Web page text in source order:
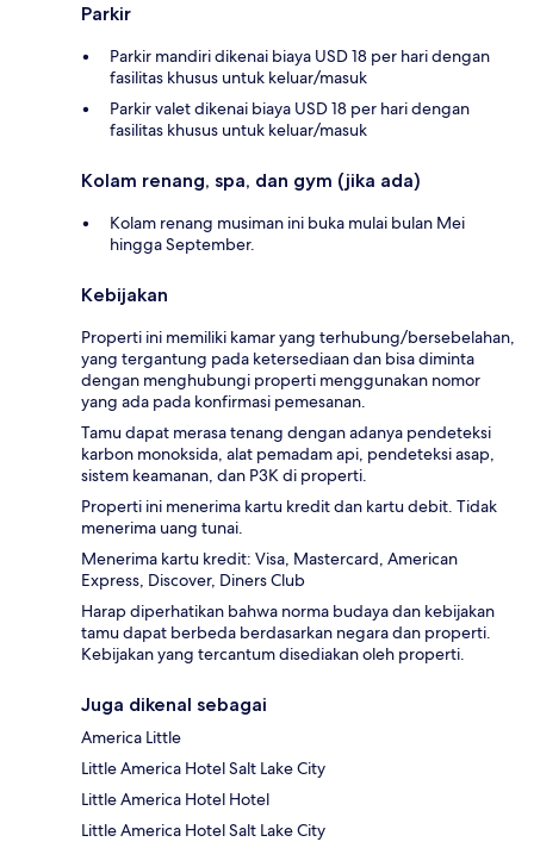
Parkir
Parkir mandiri dikenai biaya USD 18 per hari dengan
fasilitas khusus untuk keluar/masuk
Parkir valet dikenai biaya USD 18 per hari dengan
fasilitas khusus untuk keluar/masuk
Kolam renang, spa, dan gym (jika ada)
Kolam renang musiman ini buka mulai bulan Mei
hingga September.
Kebijakan
Properti ini memiliki kamar yang terhubung/bersebelahan,
yang tergantung pada ketersediaan dan bisa diminta
dengan menghubungi properti menggunakan nomor
yang ada pada konfirmasi pemesanan.
Tamu dapat merasa tenang dengan adanya pendeteksi
karbon monoksida, alat pemadam api, pendeteksi asap,
sistem keamanan, dan P3K di properti.
Properti ini menerima kartu kredit dan kartu debit. Tidak
menerima uang tunai.
Menerima kartu kredit: Visa, Mastercard, American
Express, Discover, Diners Club
Harap diperhatikan bahwa norma budaya dan kebijakan
tamu dapat berbeda berdasarkan negara dan properti.
Kebijakan yang tercantum disediakan oleh properti.
Juga dikenal sebagai
America Little
Little America Hotel Salt Lake City
Little America Hotel Hotel
Little America Hotel Salt Lake City